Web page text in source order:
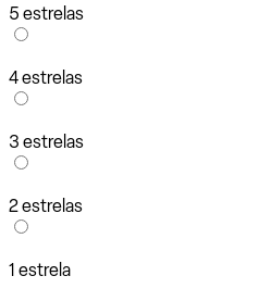
5 estrelas
4 estrelas
3 estrelas
2 estrelas
1 estrela